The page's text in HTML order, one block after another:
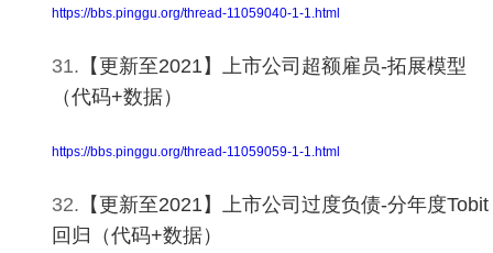
https://bbs.pinggu.org/thread-11059040-1-1.html
31. 【更新至2021】上市公司超额雇员-拓展模型
（代码+数据）
https://bbs.pinggu.org/thread-11059059-1-1.html
32. 【更新至2021】上市公司过度负债-分年度Tobit
回归（代码+数据）